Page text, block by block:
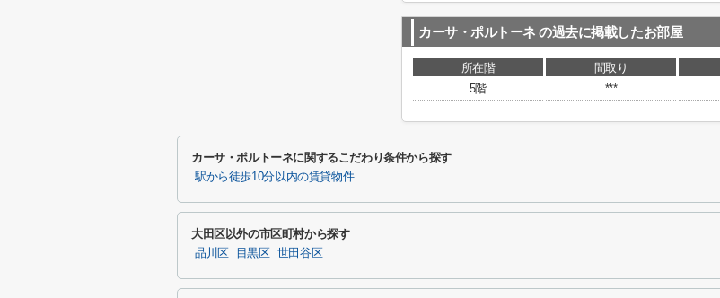
カーサ・ポルトーネ の過去に掲載したお部屋
所在階 間取り
5階
***
カーサ・ポルトーネに関するこだわり条件から探す
駅から徒歩10分以内の賃貸物件
大田区以外の市区町村から探す
品川区 目黒区 世田谷区